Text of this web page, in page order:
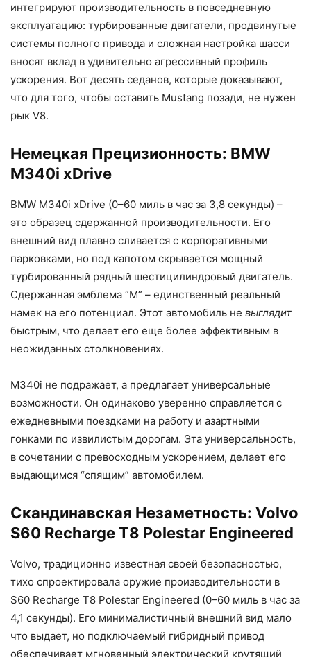
интегрируют производительность в повседневную
эксплуатацию: турбированные двигатели, продвинутые
системы полного привода и сложная настройка шасси
вносят вклад в удивительно агрессивный профиль
ускорения. Вот десять седанов, которые доказывают,
что для того, чтобы оставить Mustang позади, не нужен
рык V8.
Немецкая Прецизионность: BMW
M340i xDrive
BMW M340i xDrive (0–60 миль в час за 3,8 секунды) –
это образец сдержанной производительности. Его
внешний вид плавно сливается с корпоративными
парковками, но под капотом скрывается мощный
турбированный рядный шестицилиндровый двигатель.
Сдержанная эмблема “M” – единственный реальный
намек на его потенциал. Этот автомобиль не выглядит
быстрым, что делает его еще более эффективным в
неожиданных столкновениях.
M340i не подражает, а предлагает универсальные
возможности. Он одинаково уверенно справляется с
ежедневными поездками на работу и азартными
гонками по извилистым дорогам. Эта универсальность,
в сочетании с превосходным ускорением, делает его
выдающимся “спящим” автомобилем.
Скандинавская Незаметность: Volvo
S60 Recharge T8 Polestar Engineered
Volvo, традиционно известная своей безопасностью,
тихо спроектировала оружие производительности в
S60 Recharge T8 Polestar Engineered (0–60 миль в час за
4,1 секунды). Его минималистичный внешний вид мало
что выдает, но подключаемый гибридный привод
обеспечивает мгновенный электрический крутящий